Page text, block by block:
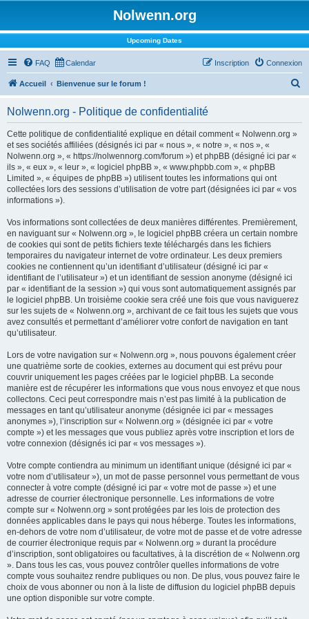
Nolwenn.org
Upcoming Dates
FAQ Calendar Connexion
Inscription
Accueil Bienvenue sur le forum !
Nolwenn.org - Politique de confidentialité
Cette politique de confidentialité explique en détail comment « Nolwenn.org »
et ses sociétés affiliées (désignés ici par « nous », « notre », « nos », «
Nolwenn.org », « https://nolwennorg.com/forum ») et phpBB (désigné ici par «
ils », « eux », « leur », « logiciel phpBB », « www.phpbb.com », « phpBB
Limited », « équipes de phpBB ») utilisent toutes les informations qui ont
collectées lors des sessions d’utilisation de votre part (désignées ici par « vos
informations »).
Vos informations sont collectées de deux manières différentes. Premièrement,
en naviguant sur « Nolwenn.org », le logiciel phpBB créera un certain nombre
de cookies qui sont de petits fichiers texte téléchargés dans les fichiers
temporaires du navigateur internet de votre ordinateur. Les deux premiers
cookies ne contiennent qu’un identifiant d’utilisateur (désigné ici par «
identifiant de l’utilisateur ») et un identifiant de session anonyme (désigné ici
par « identifiant de la session ») qui vous sont automatiquement assignés par
le logiciel phpBB. Un troisième cookie sera créé une fois que vous naviguerez
sur les sujets de « Nolwenn.org », archivant de ce fait tous les sujets que vous
avez consultés et permettant d’améliorer votre confort de navigation en tant
qu’utilisateur.
Lors de votre navigation sur « Nolwenn.org », nous pouvons également créer
une quatrième sorte de cookies, externes au document qui est prévu pour
couvrir uniquement les pages créées par le logiciel phpBB. La seconde
manière est de récupérer les informations que vous nous envoyez et que nous
collectons. Ceci peut correspondre mais n’est pas limité à la publication de
messages en tant qu’utilisateur anonyme (désignée ici par « messages
anonymes »), l’inscription sur « Nolwenn.org » (désignée ici par « votre
compte ») et les messages que vous publiez après votre inscription et lors de
votre connexion (désignés ici par « vos messages »).
Votre compte contiendra au minimum un identifiant unique (désigné ici par «
votre nom d’utilisateur »), un mot de passe personnel vous permettant de vous
connecter à votre compte (désigné ici par « votre mot de passe ») et une
adresse de courrier électronique personnelle. Les informations de votre
compte sur « Nolwenn.org » sont protégées par les lois de protection des
données applicables dans le pays qui nous héberge. Toutes les informations,
en-dehors de votre nom d’utilisateur, de votre mot de passe et de votre adresse
de courrier électronique requis par « Nolwenn.org » durant la procédure
d’inscription, sont obligatoires ou facultatives, à la discrétion de « Nolwenn.org
». Dans tous les cas, vous pouvez contrôler quelles informations de votre
compte vous souhaitez rendre publiques ou non. De plus, vous pouvez faire le
choix de vous abonner ou non à la liste de diffusion du logiciel phpBB depuis
une option disponible sur votre compte.